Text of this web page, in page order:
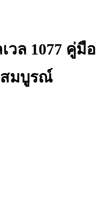
วล 1077 คู่มือ
สมบูรณ์